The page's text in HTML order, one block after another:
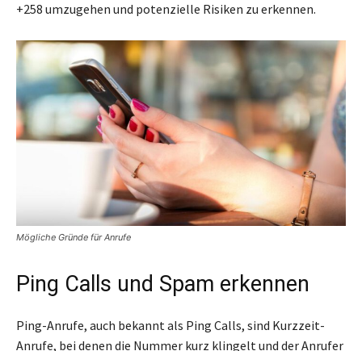
+258 umzugehen und potenzielle Risiken zu erkennen.
Mögliche Gründe für Anrufe
Ping Calls und Spam erkennen
Ping-Anrufe, auch bekannt als Ping Calls, sind Kurzzeit-
Anrufe, bei denen die Nummer kurz klingelt und der Anrufer